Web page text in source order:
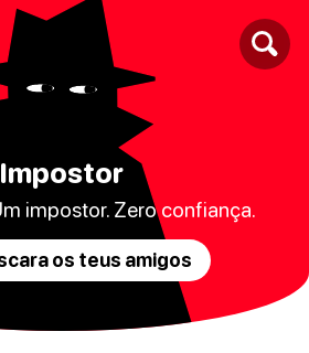
Impostor
impostor. Zero confiança.
os teus amigos